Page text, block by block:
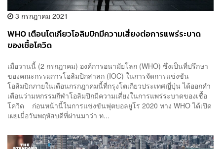
3 กรกฎาคม 2021
WHO เตือนโตเกียวโอลิมปิกมีความเสี่ยงต่อการแพร่ระบาด
ของเชื้อโควิด
เมื่อวานนี้ (2 กรกฎาคม) องค์การอนามัยโลก (WHO) ซึ่งเป็นที่ปรึกษา
ของคณะกรรมการโอลิมปิกสาลก (IOC) ในการจัดการแข่งขัน
โอลิมปิกภายในเดือนกรกฎาคมนี้ที่กรุงโตเกียวประเทศญี่ปุ่น ได้ออกคำ
เตือนว่ามหกรรมกีฬาโอลิมปิกมีความเสี่ยงในการแพร่ระบาดของเชื้อ
โควิด ก่อนหน้านี้ในการแข่งขันฟุตบอลยูโร 2020 ทาง WHO ได้เปิด
เผยเมื่อวันพฤหัสบดีที่ผ่านมาว่า ท...